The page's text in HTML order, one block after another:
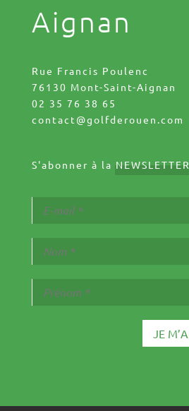
Aignan
Rue Francis Poulenc
76130 Mont-Saint-Aignan
02 35 76 38 65
contact@golfderouen.com
S'abonner à la NEWSLETTER